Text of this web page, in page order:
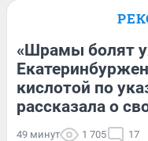
«Шрамы болят
кислотой по
рассказала о
49 минут 1 705 17